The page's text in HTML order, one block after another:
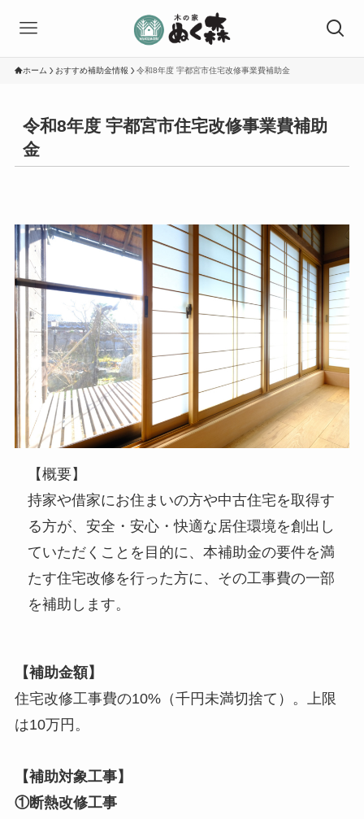
ホーム おすすめ補助金情報 令和8年度 宇都宮市住宅改修事業費補助金
令和8年度 宇都宮市住宅改修事業費補助
金
【概要】
持家や借家にお住まいの方や中古住宅を取得す
る方が、安全・安心・快適な居住環境を創出し
ていただくことを目的に、本補助金の要件を満
たす住宅改修を行った方に、その工事費の一部
を補助します。
【補助金額】
住宅改修工事費の10%（千円未満切捨て）。上限
は10万円。
【補助対象工事】
①断熱改修工事